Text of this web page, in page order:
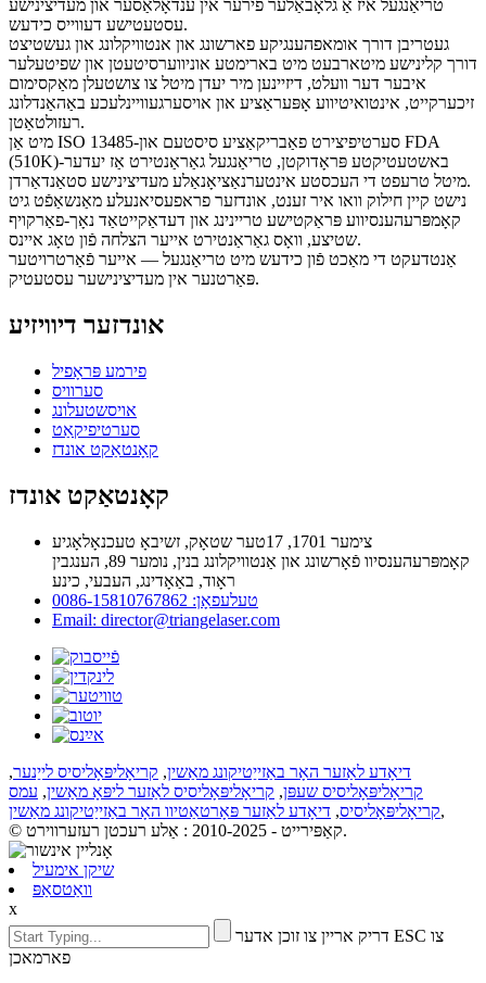
טריאַנגעל איז אַ גלאָבאַלער פירער אין ענדאָלאַסער און מעדיצינישע
עסטעטישע דעווייס כידעש.
געטריבן דורך אומאפהענגיקע פארשונג און אנטוויקלונג און געשטיצט
דורך קלינישע מיטארבעט מיט בארימטע אוניווערסיטעטן און שפיטעלער
איבער דער וועלט, דיזיינען מיר יעדן מיטל צו צושטעלן מאַקסימום
זיכערקייט, אינטואיטיווע אָפּעראַציע און אויסערגעוויינלעכע באַהאַנדלונג
רעזולטאַטן.
מיט אַן ISO 13485-סערטיפיצירט פאַבריקאַציע סיסטעם און FDA
(510K)-באשטעטיקטע פּראָדוקטן, טריאַנגעל גאַראַנטירט אַז יעדער
מיטל טרעפט די העכסטע אינטערנאַציאָנאַלע מעדיצינישע סטאַנדאַרדן.
נישט קיין חילוק וואו איר זענט, אונדזער פראפעסיאנעלע מאַנשאַפֿט גיט
קאָמפּרעהענסיווע פּראַקטישע טריינינג און דעדאַקייטאַד נאָך-פאַרקויף
שטיצע, וואָס גאַראַנטירט אייער הצלחה פֿון טאָג איינס.
אַנטדעקט די מאַכט פֿון כידעש מיט טריאַנגעל — אייער פֿאַרטרויטער
פּאַרטנער אין מעדיצינישער עסטעטיק.
אונדזער דיוויזיע
פירמע פּראָפיל
סערוויס
אויסשטעלונג
סערטיפיקאַט
קאָנטאַקט אונדז
קאָנטאַקט אונדז
צימער 1701, 17טער שטאָק, זשיבאָ טעכנאָלאָגיע
קאָמפּרעהענסיוו פֿאָרשונג און אַנטוויקלונג בנין, נומער 89, הענגבין
ראָוד, באַאָדינג, העבעי, כינע
טעלעפאָן: 0086-15810767862
Email: director@triangelaser.com
דיאָדע לאַזער האָר באַזייַטיקונג מאַשין, קריאָליפּאָליסיס לייַנער,
קריאָליפּאָליסיס שעפּן, קריאָליפּאָליסיס לאַזער ליפּאָ מאַשין, עמס
קריאָליפּאָליסיס, דיאָדע לאַזער פּאָרטאַטיוו האָר באַזייַטיקונג מאַשין
,
© קאַפּירייט - 2010-2025 : אַלע רעכטן רעזערווירט.
שיקן אימעיל
וואַטסאַפּ
x
דריק אריין צו זוכן אדער ESC צו
פארמאכן